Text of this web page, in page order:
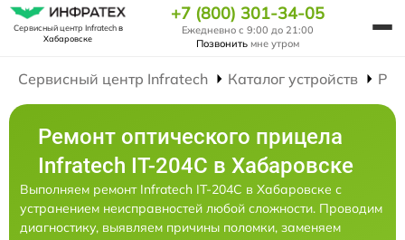
Сервисный центр Infratechв
Хабаровске
+7 (800) 301-34-05
Ежедневно с 9:00 до 21:00
Позвонить мне утром
Сервисный центр Infratech Каталог устройств
Ремонт оптического прицела
Infratech IT-204C в Хабаровске
Выполняем ремонт Infratech IT-204C в Хабаровске с
устранением неисправностей любой сложности. Проводим
диагностику, выявляем причины поломки, заменяем